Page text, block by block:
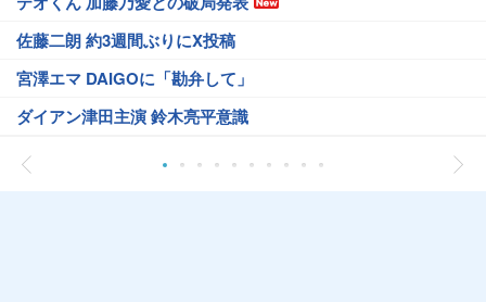
佐藤二朗 約3週間ぶりにX投稿
宮澤エマ DAIGOに「勘弁して」
ダイアン津田主演 鈴木亮平意識